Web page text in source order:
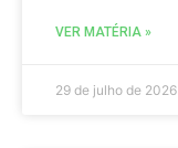
VER MATÉRIA »
29 de julho de 2026